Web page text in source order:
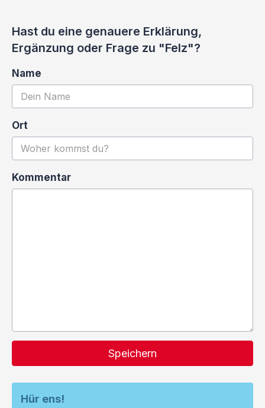
Hast du eine genauere Erklärung,
Ergänzung oder Frage zu "Felz"?
Name
Ort
Kommentar
Speichern
Hür ens!